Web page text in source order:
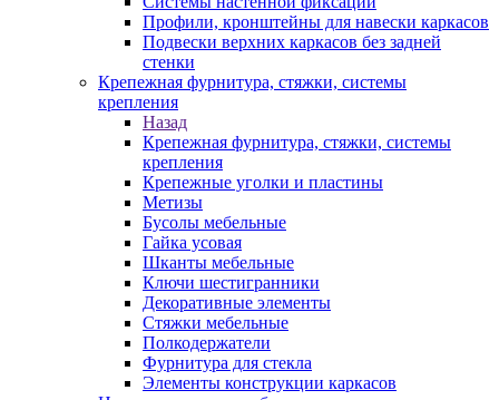
Профили, кронштейны для навески каркасов
Подвески верхних каркасов без задней
стенки
Крепежная фурнитура, стяжки, системы
крепления
Назад
Крепежная фурнитура, стяжки, системы
крепления
Крепежные уголки и пластины
Метизы
Бусолы мебельные
Гайка усовая
Шканты мебельные
Ключи шестигранники
Декоративные элементы
Стяжки мебельные
Полкодержатели
Фурнитура для стекла
Элементы конструкции каркасов